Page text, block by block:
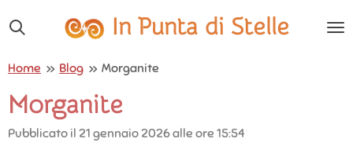
Vai
al
principale
In Punta di Stelle
Home » Blog » Morganite
Morganite
Pubblicato il 21 gennaio 2026 alle ore 15:54